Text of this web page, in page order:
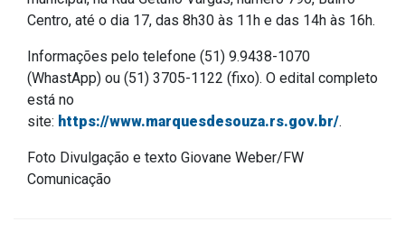
Publicações
Diário Oficial (Novo)
Recursos Humanos
Centro, até o dia 17, das 8h30 às 11h e das 14h às 16h.
Informações pelo telefone (51) 9.9438-1070
(WhastApp) ou (51) 3705-1122 (fixo). O edital completo
está no
site: https://www.marquesdesouza.rs.gov.br/.
Foto Divulgação e texto Giovane Weber/FW
Comunicação